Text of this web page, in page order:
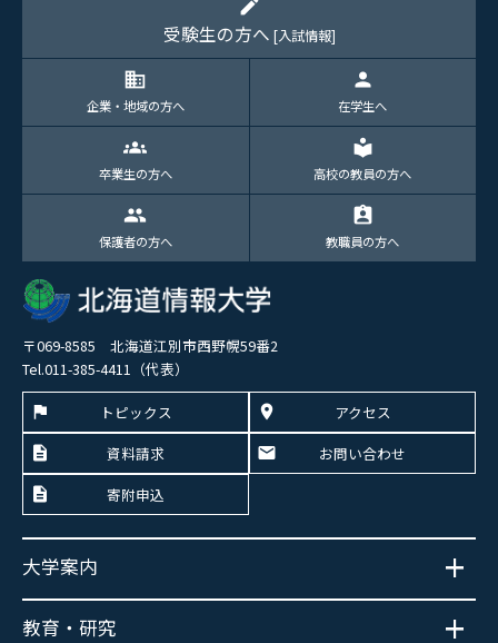
edit
受験生の方へ [入試情報]
domain
企業・地域の方へ
person
在学生へ
groups
卒業生の方へ
local_library
高校の教員の方へ
group
保護者の方へ
assignment_ind
教職員の方へ
〒069-8585 北海道江別市西野幌59番2
Tel.011-385-4411（代表）
トピックス
アクセス
資料請求
お問い合わせ
寄附申込
大学案内
教育・研究